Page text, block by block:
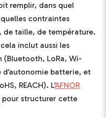
remplir, dans quel
contraintes
de taille, de température.
inclut aussi les
LoRa, Wi-
batterie, et
REACH). L’AFNOR
pour structurer cette